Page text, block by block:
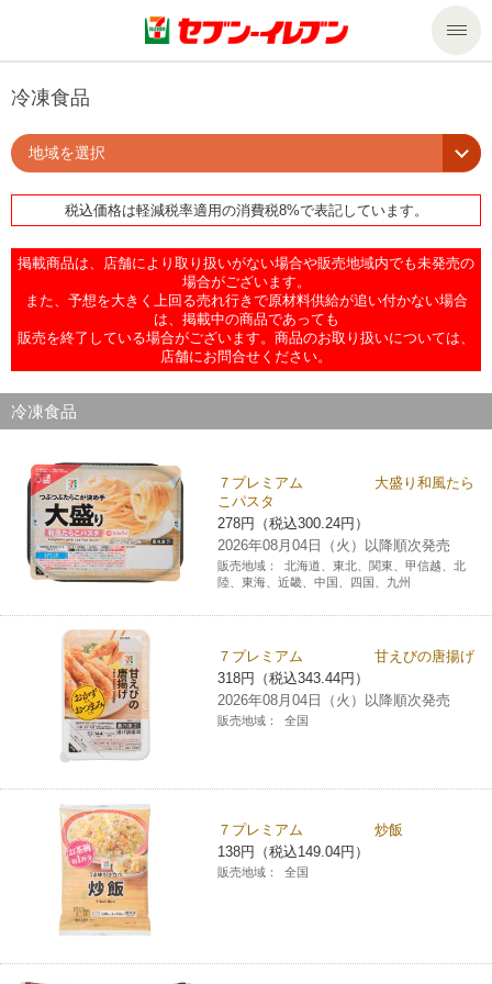
商品のご案内
商品のご案内トップ
今週の新商品
商品カテゴリ一覧
セブンプレミアム
食の安全・安心への取組み
ギフト
プリペイドカード・金券
ニンテンドー・ダウンロードカード
セール・キャンペーン
サービス
nanacoトップ
マルチコピー機でできること
マルチコピー機でできることトップ
コピー
プリント
スキャン
ファクス
プリペイドサービス
スポーツ振興くじ
便利なサービス
宅配便
切手・はがき・印紙
セブン銀行ATM
ご利用可能なお支払い方法
各種料金のお支払い
スマホプリペイド
レジでApple Accountにチャージ
チケットサービス
セブンチケット
チケットぴあ
イープラス
CNプレイガイド
セブン‐イレブンでお受取り
タワーレコード
セブンネットショッピング
停電時のサービス停止のお知らせ
企業情報トップ
ニュースリリース
ごあいさつ
企業理念
会社概要
貸借対照表・損益計算書
売上高、店舗数推移
セブン‐イレブンの海外事業
私たちの取組み
サステナビリティ
サステナビリティトップ
セブン＆アイ・ホールディングスの重点課題
サステナビリティ活動基本方針
サステナビリティ推進体制
GREEN CHALLENGE 2050
サステナビリティニュース
サステナビリティレポート
加盟店オーナー募集 物件募集・購入
アルバイト情報 採用情報
店舗検索
ネットショッピング
お問い合わせ
Language
English (Services)
中文[繁體字](服務)
简体中文(服务)
한국어(서비스)
冷凍食品
地域を選択
税込価格は軽減税率適用の消費税8%で表記しています。
掲載商品は、店舗により取り扱いがない場合や販売地域内でも未発売の
場合がございます。
また、予想を大きく上回る売れ行きで原材料供給が追い付かない場合
は、掲載中の商品であっても
販売を終了している場合がございます。商品のお取り扱いについては、
店舗にお問合せください。
冷凍食品
７プレミアム 大盛り和風たら
こパスタ
278円（税込300.24円）
2026年08月04日（火）以降順次発売
販売地域：
北海道、東北、関東、甲信越、北
陸、東海、近畿、中国、四国、九州
７プレミアム 甘えびの唐揚げ
318円（税込343.44円）
2026年08月04日（火）以降順次発売
販売地域： 全国
７プレミアム 炒飯
138円（税込149.04円）
販売地域： 全国